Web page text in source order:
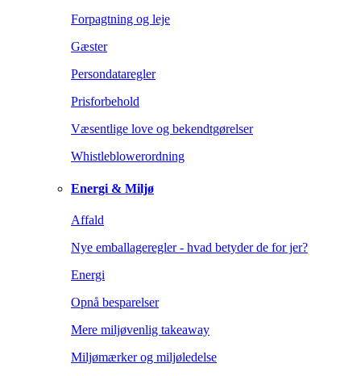
Forpagtning og leje
Gæster
Persondataregler
Prisforbehold
Væsentlige love og bekendtgørelser
Whistleblowerordning
Energi & Miljø
Affald
Nye emballageregler - hvad betyder de for jer?
Energi
Opnå besparelser
Mere miljøvenlig takeaway
Miljømærker og miljøledelse